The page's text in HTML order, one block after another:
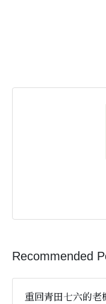
Recommended
重回青田七六的老